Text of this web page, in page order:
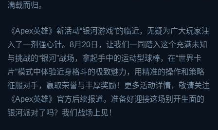
满载而归。
《Apex英雄》新活动“银河游戏”的临近，无疑为广大玩家注
入了一剂强心针。8月20日，让我们一同踏入这个充满未知
与挑战的“银河”战场，拿起手中的运动型球棒，在“世界卡
片”模式中体验近身格斗的极致魅力，用精准的操作和策略
征服对手，赢取荣誉与丰厚奖励！更多活动详情，敬请关注
《Apex英雄》官方后续报道。准备好迎接这场别开生面的
银河派对了吗？我们战场上见！